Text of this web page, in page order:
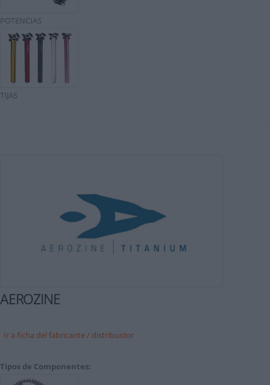
POTENCIAS
TIJAS
AEROZINE
Ir a ficha del fabricante / distribuidor
Tipos de Componentes: